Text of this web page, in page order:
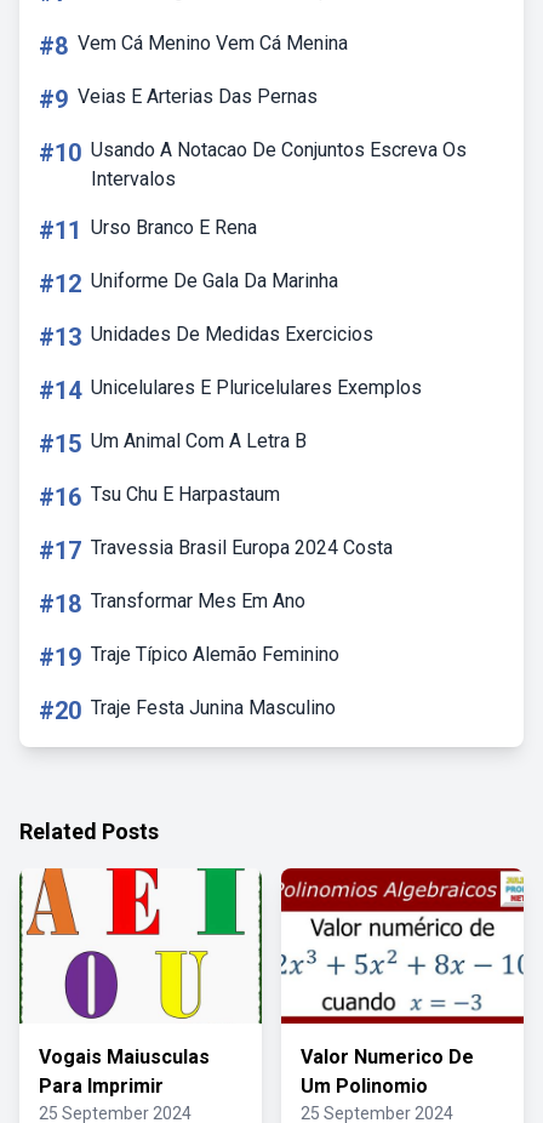
#8 Vem Cá Menino Vem Cá Menina
#9 Veias E Arterias Das Pernas
#10 Usando A Notacao De Conjuntos Escreva Os
Intervalos
#11 Urso Branco E Rena
#12 Uniforme De Gala Da Marinha
#13 Unidades De Medidas Exercicios
#14 Unicelulares E Pluricelulares Exemplos
#15 Um Animal Com A Letra B
#16 Tsu Chu E Harpastaum
#17 Travessia Brasil Europa 2024 Costa
#18 Transformar Mes Em Ano
#19 Traje Típico Alemão Feminino
#20 Traje Festa Junina Masculino
Related Posts
Vogais Maiusculas
Para Imprimir
25 September 2024
Valor Numerico De
Um Polinomio
25 September 2024